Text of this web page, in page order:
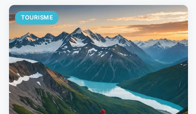
TOURISME